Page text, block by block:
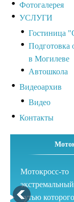
Фотогалерея
УСЛУГИ
Гостиница
Подготовка
в Могилеве
Автошкола
Видеоархив
Видео
Контакты
Мотокросс-то
сутью